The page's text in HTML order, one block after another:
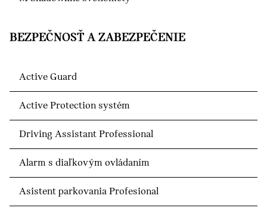
BEZPEČNOSŤ A ZABEZPEČENIE
Active Guard
Active Protection systém
Driving Assistant Professional
Alarm s diaľkovým ovládaním
Asistent parkovania Profesional